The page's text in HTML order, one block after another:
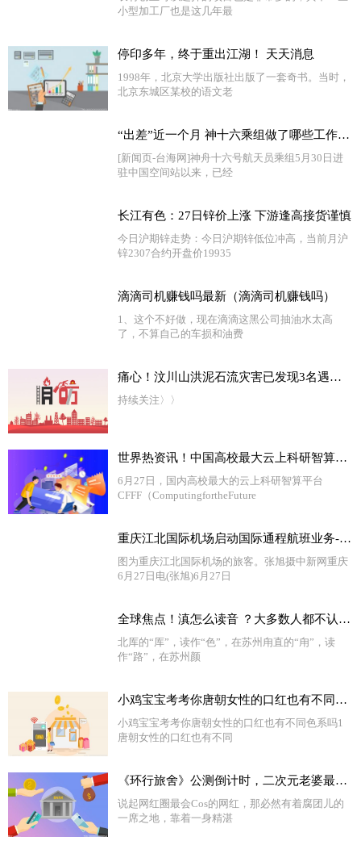
小型加工厂也是这几年最
停印多年，终于重出江湖！ 天天消息
1998年，北京大学出版社出版了一套奇书。当时，
北京东城区某校的语文老
“出差”近一个月 神十六乘组做了哪些工作？一文速览-天天要闻
[新闻页-台海网]神舟十六号航天员乘组5月30日进
驻中国空间站以来，已经
长江有色：27日锌价上涨 下游逢高接货谨慎
今日沪期锌走势：今日沪期锌低位冲高，当前月沪
锌2307合约开盘价19935
滴滴司机赚钱吗最新（滴滴司机赚钱吗）
1、这个不好做，现在滴滴这黑公司抽油水太高
了，不算自己的车损和油费
痛心！汶川山洪泥石流灾害已发现3名遇难者，其中2人是夫妻
持续关注〉〉
世界热资讯！中国高校最大云上科研智算平台上线，复旦大学与阿里云等共同打造
6月27日，国内高校最大的云上科研智算平台
CFFF（ComputingfortheFuture
重庆江北国际机场启动国际通程航班业务-当前热文
图为重庆江北国际机场的旅客。张旭摄中新网重庆
6月27日电(张旭)6月27日
全球焦点！滇怎么读音 ？大多数人都不认识的地名的准确读音，涨点知识吧
北厍的“厍”，读作“色”，在苏州甪直的“甪”，读
作“路”，在苏州颜
小鸡宝宝考考你唐朝女性的口红也有不同色系吗 快讯
小鸡宝宝考考你唐朝女性的口红也有不同色系吗1
唐朝女性的口红也有不同
《环行旅舍》公测倒计时，二次元老婆最多的游戏，终于来了！
说起网红圈最会Cos的网红，那必然有着腐团儿的
一席之地，靠着一身精湛